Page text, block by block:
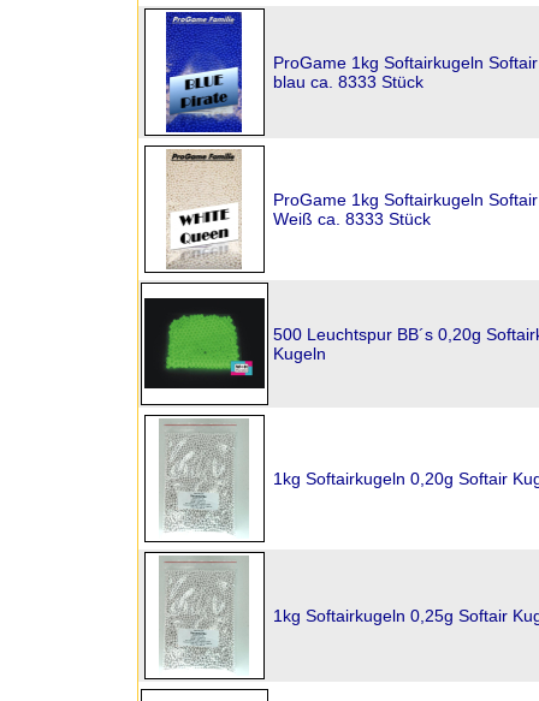
ProGame 1kg Softairkugeln
blau ca. 8333 Stück
ProGame 1kg Softairkugeln
Weiß ca. 8333 Stück
500 Leuchtspur BB´s 0,20g
Kugeln
1kg Softairkugeln 0,20g Softair
1kg Softairkugeln 0,25g Softair